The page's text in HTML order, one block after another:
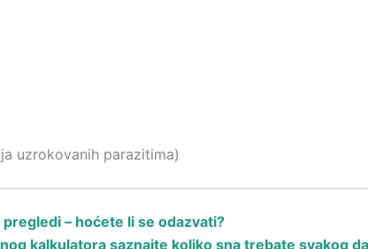
uzrokovanih parazitima)
– hoćete li se odazvati?
kalkulatora saznajte koliko sna trebate svakog